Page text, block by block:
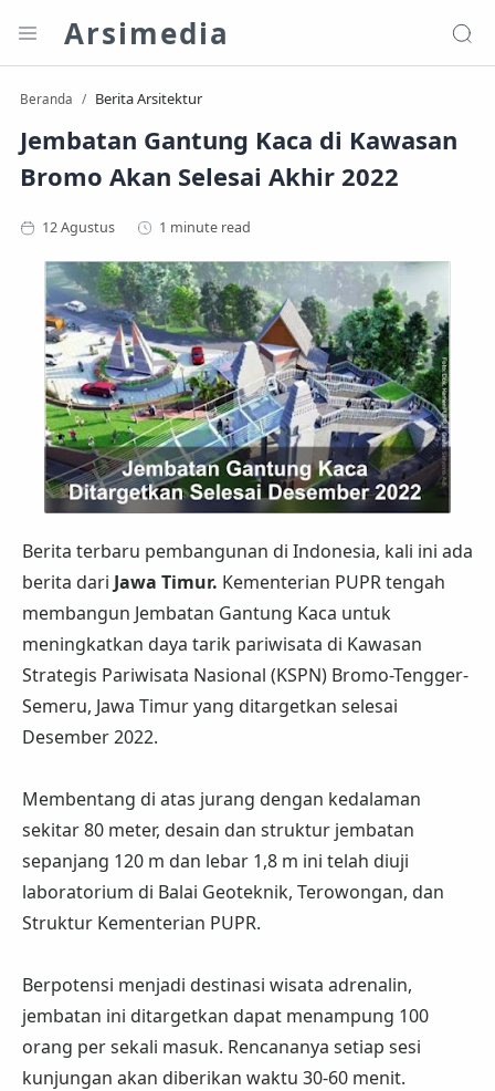
Arsimedia
Beranda Berita Arsitektur
Jembatan Gantung Kaca di Kawasan
Bromo Akan Selesai Akhir 2022
1 minute read
Berita terbaru pembangunan di Indonesia, kali ini ada
berita dari Jawa Timur. Kementerian PUPR tengah
membangun Jembatan Gantung Kaca untuk
meningkatkan daya tarik pariwisata di Kawasan
Strategis Pariwisata Nasional (KSPN) Bromo-Tengger-
Semeru, Jawa Timur yang ditargetkan selesai
Desember 2022.
Membentang di atas jurang dengan kedalaman
sekitar 80 meter, desain dan struktur jembatan
sepanjang 120 m dan lebar 1,8 m ini telah diuji
laboratorium di Balai Geoteknik, Terowongan, dan
Struktur Kementerian PUPR.
Berpotensi menjadi destinasi wisata adrenalin,
jembatan ini ditargetkan dapat menampung 100
orang per sekali masuk. Rencananya setiap sesi
kunjungan akan diberikan waktu 30-60 menit.